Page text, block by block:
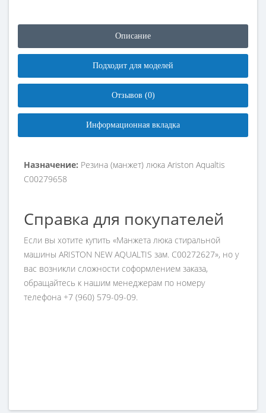
Описание
Подходит для моделей
Отзывов (0)
Информационная вкладка
Назначение: Резина (манжет) люка Ariston Aqualtis
C00279658
Справка для покупателей
Если вы хотите купить «Манжета люка стиральной
машины ARISTON NEW AQUALTIS зам. C00272627», но у
вас возникли сложности соформлением заказа,
обращайтесь к нашим менеджерам по номеру
телефона +7 (960) 579-09-09.